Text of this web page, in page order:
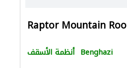
Raptor Mountain
أنظمة الأسقف Benghazi